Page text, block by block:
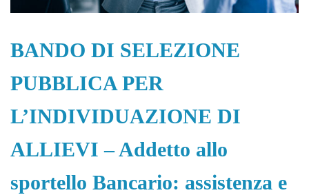
BANDO DI SELEZIONE
PUBBLICA PER
L’INDIVIDUAZIONE DI
ALLIEVI – Addetto allo
sportello Bancario: assistenza e